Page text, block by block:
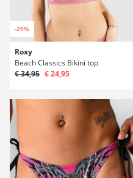
-29%
Roxy
Beach Classics Bikini top
€ 34,95 € 24,95